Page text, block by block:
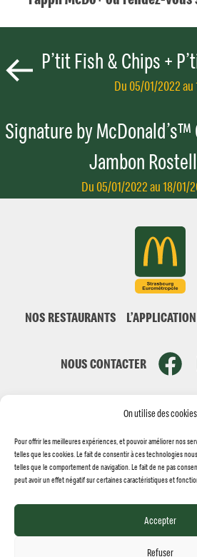
On utilise des cookies
Pour offrir les meilleures expériences, et pouvoir améliorer nos
telles que les cookies. Le fait de consentir à ces technologies
telles que le comportement de navigation. Le fait de ne pas
peut avoir un effet négatif sur certaines caractéristiques et
Accepter
Refuser
P’tit Fish & Chips +
Du 05/01/2022au
Signature by McDonald’s™
Jambon
Du 05/01/2022au 18/01/
NOS RESTAURANTS
NOUS CONTACTER
© MCDONALD'S
Réalisation
Jolifish
POLITIQUE DES COOKIES